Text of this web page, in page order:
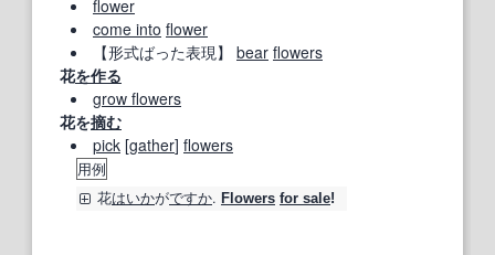
flower
come into flower
【形式ばった表現】 bear flowers
花を作る
grow flowers
花を摘む
pick [gather] flowers
用例
花はいかがですか. Flowers for sale!